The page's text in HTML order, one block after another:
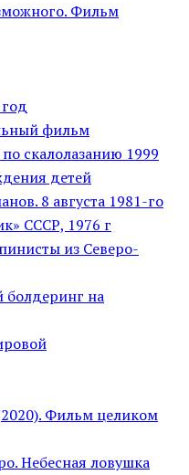
Фильм
фильм
скалолазанию 1999
детей
8 августа 1981-го
СССР, 1976 г
из Северо-
болдеринг на
Фильм целиком
Небесная ловушка